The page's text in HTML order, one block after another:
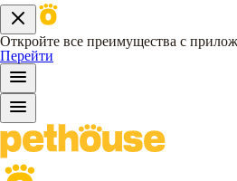
Откройте все преимущества с
Перейти